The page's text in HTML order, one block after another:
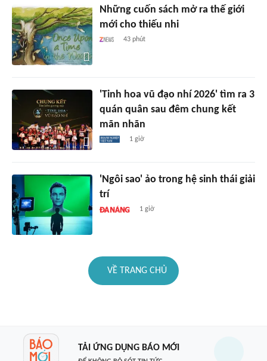
Những cuốn sách mở ra thế giới
mới cho thiếu nhi
43 phút
'Tinh hoa vũ đạo nhí 2026' tìm ra 3
quán quân sau đêm chung kết
mãn nhãn
1 giờ
'Ngôi sao' ảo trong hệ sinh thái giải
trí
1 giờ
VỀ TRANG CHỦ
TẢI ỨNG DỤNG BÁO MỚI